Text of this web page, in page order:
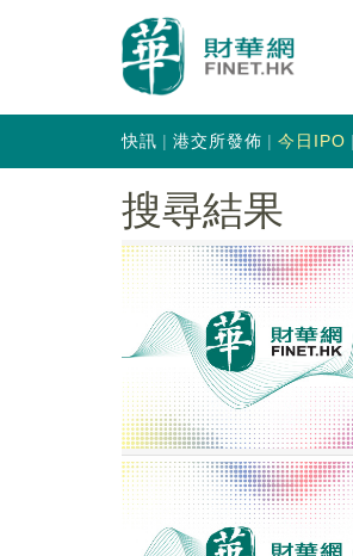
快訊 港交所發佈 今日IPO
搜尋結果